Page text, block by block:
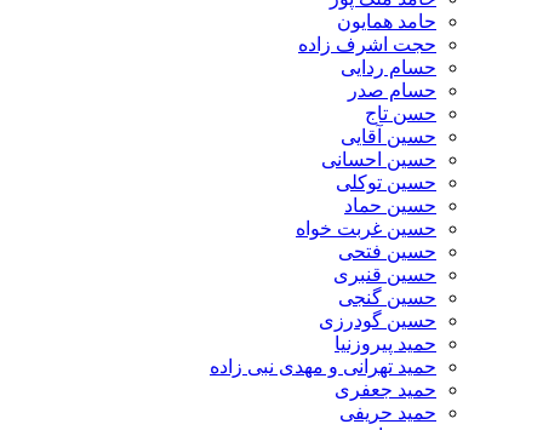
حامد همایون
حجت اشرف زاده
حسام ردایی
حسام صدر
حسن تاج
حسین آقایی
حسین احسانی
حسین توکلی
حسین حماد
حسین غربت خواه
حسین فتحی
حسین قنبری
حسین گنجی
حسین گودرزی
حمید پیروزنیا
حمید تهرانی و مهدی نبی زاده
حمید جعفری
حمید حریفی